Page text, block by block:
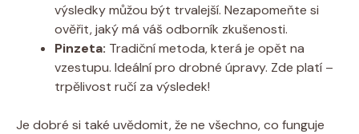
výsledky můžou být trvalejší. Nezapomeňte si
ověřit, jaký má váš odborník zkušenosti.
Pinzeta: Tradiční metoda, která je opět na
vzestupu. Ideální pro drobné úpravy. Zde platí –
trpělivost ručí za výsledek!
Je dobré si také uvědomit, že ne všechno, co funguje